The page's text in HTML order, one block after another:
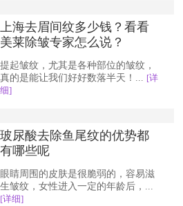
上海去眉间纹多少钱？看看
美莱除皱专家怎么说？
提起皱纹，尤其是各种部位的皱纹，
真的是能让我们好好数落半天！... [详
细]
玻尿酸去除鱼尾纹的优势都
有哪些呢
眼睛周围的皮肤是很脆弱的，容易滋
生皱纹，女性进入一定的年龄后，...
[详细]